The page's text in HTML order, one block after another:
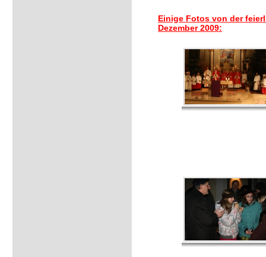
Einige Fotos von der
Dezember 2009: